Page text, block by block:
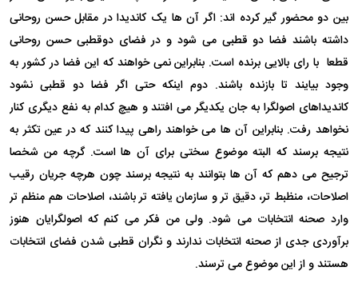
بین دو محضور گیر کرده اند: اگر آن ها یک کاندیدا در مقابل حسن روحانی
داشته باشند فضا دو قطبی می شود و در فضای دوقطبی حسن روحانی
قطعا با رای بالایی برنده است. بنابراین نمی خواهند که این فضا در کشور به
وجود بیایند تا بازنده باشند. دوم اینکه حتی اگر فضا دو قطبی نشود
کاندیداهای اصولگرا به جان یکدیگر می افتند و هیچ کدام به نفع دیگری کنار
نخواهد رفت. بنابراین آن ها می خواهند راهی پیدا کنند که در عین تکثر به
نتیجه برسند که البته موضوع سختی برای آن ها است. گرچه من شخصا
ترجیح می دهم که آن ها بتوانند به نتیجه برسند چون هرچه جریان رقیب
اصلاحات، منظبط تر، دقیق تر و سازمان یافته تر باشند، اصلاحات هم منظم تر
وارد صحنه انتخابات می شود. ولی من فکر می کنم که اصولگرایان هنوز
برآوردی جدی از صحنه انتخابات ندارند و نگران قطبی شدن فضای انتخابات
هستند و از این موضوع می ترسند.